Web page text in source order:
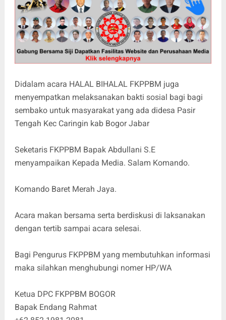
Didalam acara HALAL BIHALAL FKPPBM juga
menyempatkan melaksanakan bakti sosial bagi bagi
sembako untuk masyarakat yang ada didesa Pasir
Tengah Kec Caringin kab Bogor Jabar
Seketaris FKPPBM Bapak Abdullani S.E
menyampaikan Kepada Media. Salam Komando.
Komando Baret Merah Jaya.
Acara makan bersama serta berdiskusi di laksanakan
dengan tertib sampai acara selesai.
Bagi Pengurus FKPPBM yang membutuhkan informasi
maka silahkan menghubungi nomer HP/WA
Ketua DPC FKPPBM BOGOR
Bapak Endang Rahmat